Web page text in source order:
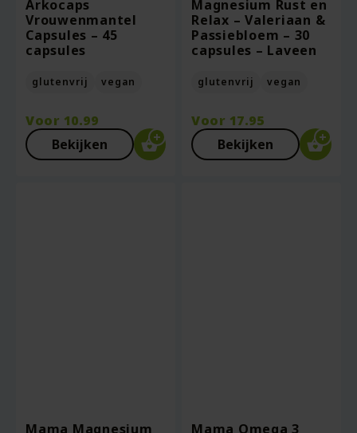
Arkocaps
Vrouwenmantel
Capsules – 45
capsules
glutenvrij vegan
Voor 10.99
Bekijken
Magnesium Rust en
Relax – Valeriaan &
Passiebloem – 30
capsules – Laveen
glutenvrij vegan
Voor 17.95
Bekijken
Mama Magnesium
Mama Omega 3